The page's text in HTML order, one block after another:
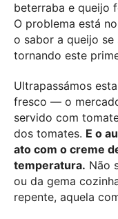
beterraba e queijo
O problema está
o sabor a queijo
tornando este
Ultrapassámos
fresco — o
servido com
dos tomates. E o
ato com o creme
temperatura. Não
ou da gema
repente, aquela